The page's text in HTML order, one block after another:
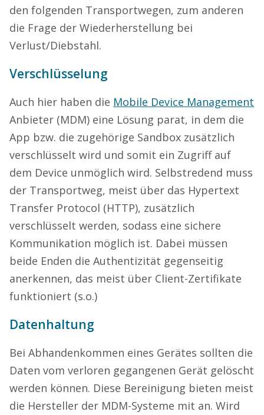
den folgenden Transportwegen, zum anderen
die Frage der Wiederherstellung bei
Verlust/Diebstahl.
Verschlüsselung
Auch hier haben die Mobile Device Management
Anbieter (MDM) eine Lösung parat, in dem die
App bzw. die zugehörige Sandbox zusätzlich
verschlüsselt wird und somit ein Zugriff auf
dem Device unmöglich wird. Selbstredend muss
der Transportweg, meist über das Hypertext
Transfer Protocol (HTTP), zusätzlich
verschlüsselt werden, sodass eine sichere
Kommunikation möglich ist. Dabei müssen
beide Enden die Authentizität gegenseitig
anerkennen, das meist über Client-Zertifikate
funktioniert (s.o.)
Datenhaltung
Bei Abhandenkommen eines Gerätes sollten die
Daten vom verloren gegangenen Gerät gelöscht
werden können. Diese Bereinigung bieten meist
die Hersteller der MDM-Systeme mit an. Wird